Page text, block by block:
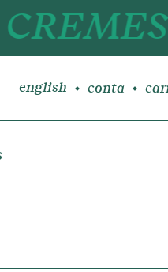
english conta